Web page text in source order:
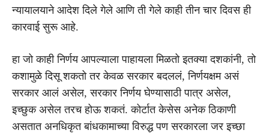
न्यायालयाने आदेश दिले गेले आणि ती गेले काही तीन चार दिवस ही
कारवाई सुरू आहे.
हा जो काही निर्णय आपल्याला पाहायला मिळतो इतक्या दशकांनी, तो
कशामुळे दिसू शकतो तर केवळ सरकार बदललं, निर्णयक्षम असं
सरकार आलं असेल, सरकार निर्णय घेण्यासाठी पात्र असेल,
इच्छुक असेल तरच होऊ शकतं. कोर्टात केसेस अनेक ठिकाणी
असतात अनधिकृत बांधकामाच्या विरुद्ध पण सरकारला जर इच्छा